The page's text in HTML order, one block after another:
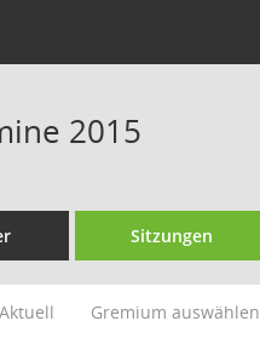
2015
Sitzungen
Aktuell Gremium auswählen